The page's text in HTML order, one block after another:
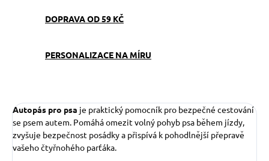
DOPRAVA OD 59 KČ
PERSONALIZACE NA MÍRU
Autopás pro psa je praktický pomocník pro bezpečné cestování
se psem autem. Pomáhá omezit volný pohyb psa během jízdy,
zvyšuje bezpečnost posádky a přispívá k pohodlnější přepravě
vašeho čtyřnohého parťáka.